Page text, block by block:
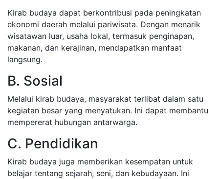
Kirab budaya dapat berkontribusi pada peningkatan
ekonomi daerah melalui pariwisata. Dengan menarik
wisatawan luar, usaha lokal, termasuk penginapan,
makanan, dan kerajinan, mendapatkan manfaat
langsung.
B. Sosial
Melalui kirab budaya, masyarakat terlibat dalam satu
kegiatan besar yang menyatukan. Ini dapat membantu
mempererat hubungan antarwarga.
C. Pendidikan
Kirab budaya juga memberikan kesempatan untuk
belajar tentang sejarah, seni, dan kebudayaan. Ini